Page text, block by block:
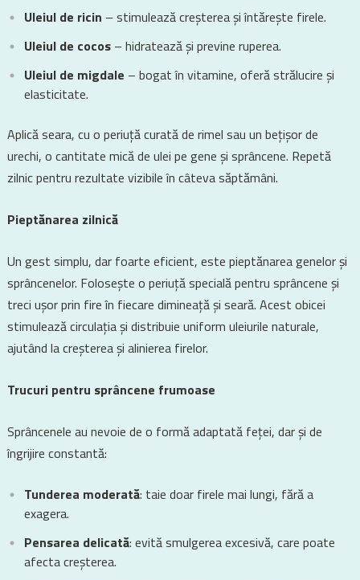
Uleiul de ricin – stimulează creșterea și întărește firele.
Uleiul de cocos– hidratează și previne ruperea.
Uleiul de migdale – bogat în vitamine, oferă strălucire și
elasticitate.
Aplică seara, cu o periuță curată de rimel sau un bețișor de
urechi, o cantitate mică de ulei pe gene și sprâncene. Repetă
zilnic pentru rezultate vizibile în câteva săptămâni.
Pieptănarea zilnică
Un gest simplu, dar foarte eficient, este pieptănarea genelor și
sprâncenelor. Folosește o periuță specială pentru sprâncene și
treci ușor prin fire în fiecare dimineață și seară. Acest obicei
stimulează circulația și distribuie uniform uleiurile naturale,
ajutând la creșterea și alinierea firelor.
Trucuri pentru sprâncene frumoase
Sprâncenele au nevoie de o formă adaptată feței, dar și de
îngrijire constantă:
Tunderea moderată: taie doar firele mai lungi, fără a
exagera.
Pensarea delicată: evită smulgerea excesivă, care poate
afecta creșterea.